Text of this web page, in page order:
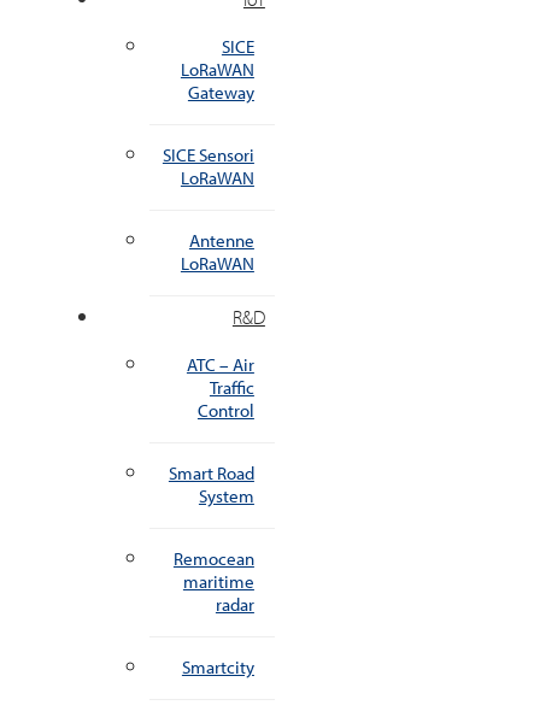
SICE
LoRaWAN
Gateway
SICE Sensori
LoRaWAN
Antenne
LoRaWAN
R&D
ATC – Air
Traffic
Control
Smart Road
System
Remocean
maritime
radar
Smartcity